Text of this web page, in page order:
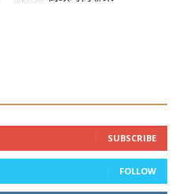
SUBSCRIBE
FOLLOW